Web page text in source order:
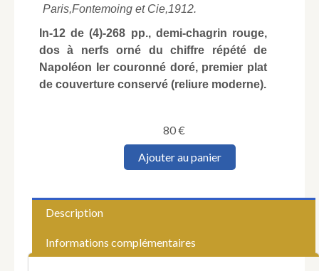
Paris,Fontemoing et Cie,1912.
In-12 de (4)-268 pp., demi-chagrin rouge,
dos à nerfs orné du chiffre répété de
Napoléon Ier couronné doré, premier plat
de couverture conservé (reliure moderne).
80€
quantité
1812.
Ajouter au panier
Description
Informations complémentaires